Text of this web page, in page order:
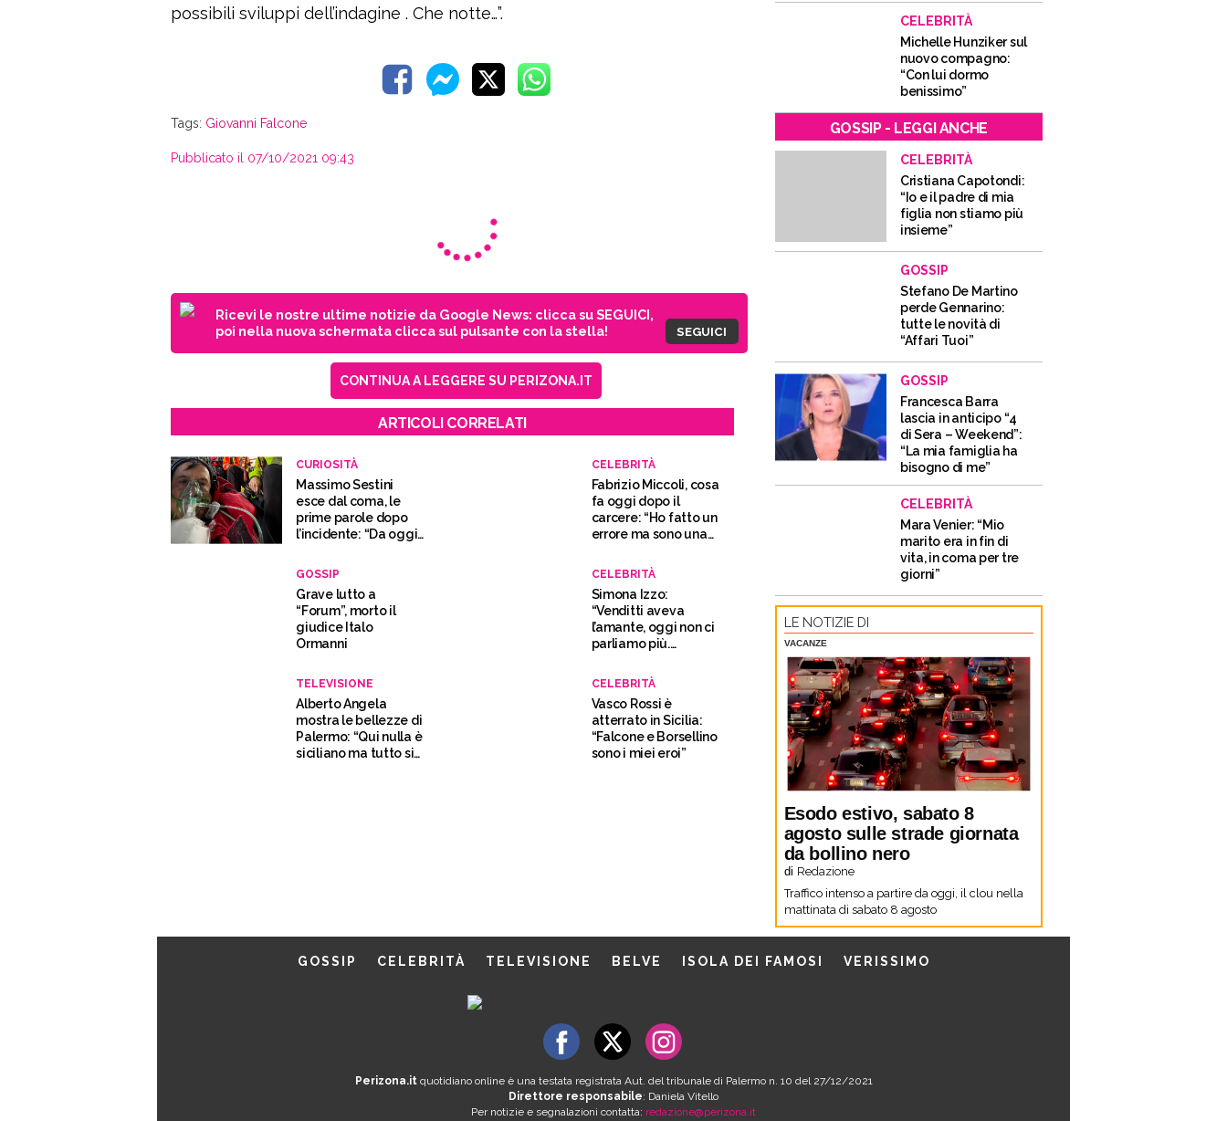
possibili sviluppi dell’indagine . Che notte…”.
Tags: Giovanni Falcone
Pubblicato il 07/10/2021 09:43
Ricevi le nostre ultime notizie da Google News: clicca su SEGUICI,
poi nella nuova schermata clicca sul pulsante con la stella!
SEGUICI
CONTINUA A LEGGERE SU PERIZONA.IT
ARTICOLI CORRELATI
CURIOSITÀ
Massimo Sestini
esce dal coma, le
prime parole dopo
l’incidente: “Da oggi
CELEBRITÀ
Fabrizio Miccoli, cosa
fa oggi dopo il
carcere: “Ho fatto un
errore ma sono una
GOSSIP
Grave lutto a
“Forum”, morto il
giudice Italo
Ormanni
CELEBRITÀ
Simona Izzo:
“Venditti aveva
l’amante, oggi non ci
parliamo più.
importante”
TELEVISIONE
Alberto Angela
mostra le bellezze di
Palermo: “Qui nulla è
siciliano ma tutto si
CELEBRITÀ
Vasco Rossi è
atterrato in Sicilia:
“Falcone e Borsellino
sono i miei eroi”
CELEBRITÀ
Michelle Hunziker sul
nuovo compagno:
“Con lui dormo
benissimo”
GOSSIP - LEGGI ANCHE
CELEBRITÀ
Cristiana Capotondi:
“Io e il padre di mia
figlia non stiamo più
insieme”
GOSSIP
Stefano De Martino
perde Gennarino:
tutte le novità di
“Affari Tuoi”
GOSSIP
Francesca Barra
lascia in anticipo “4
di Sera – Weekend”:
“La mia famiglia ha
bisogno di me”
CELEBRITÀ
Mara Venier: “Mio
marito era in fin di
vita, in coma per tre
giorni”
LE NOTIZIE DI
VACANZE
Esodo estivo, sabato 8
agosto sulle strade giornata
da bollino nero
di Redazione
Traffico intenso a partire da oggi, il clou nella
mattinata di sabato 8 agosto
GOSSIP CELEBRITÀ TELEVISIONE BELVE ISOLA DEI FAMOSI VERISSIMO
Perizona.itquotidiano online è una testata registrata Aut. del tribunale di Palermo n. 10 del 27/12/2021
Direttore responsabile: Daniela Vitello
Per notizie e segnalazioni contatta: redazione@perizona.it